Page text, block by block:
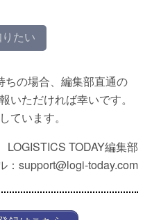
りたい
の場合、編集部直通の
いただければ幸いです。
ています。
LOGISTICS TODAY編集部
：support@logi-today.com